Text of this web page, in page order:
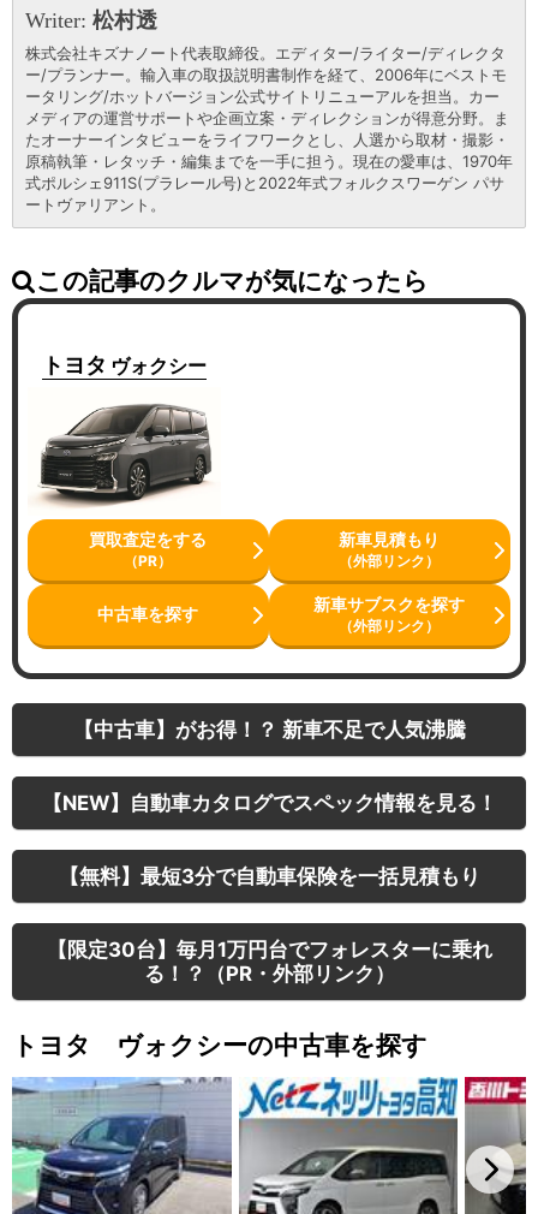
Writer: 松村透
株式会社キズナノート代表取締役。エディター/ライター/ディレクタ
ー/プランナー。輸入車の取扱説明書制作を経て、2006年にベストモ
ータリング/ホットバージョン公式サイトリニューアルを担当。カー
メディアの運営サポートや企画立案・ディレクションが得意分野。ま
たオーナーインタビューをライフワークとし、人選から取材・撮影・
原稿執筆・レタッチ・編集までを一手に担う。現在の愛車は、1970年
式ポルシェ911S(プラレール号)と2022年式フォルクスワーゲン パサ
ートヴァリアント。
この記事のクルマが気になったら
トヨタ ヴォクシー
買取査定をする
（PR）
新車見積もり
（外部リンク）
中古車を探す 新車サブスクを探す
（外部リンク）
【中古車】がお得！？ 新車不足で人気沸騰
【NEW】自動車カタログでスペック情報を見る！
【無料】最短3分で自動車保険を一括見積もり
【限定30台】毎月1万円台でフォレスターに乗れ
る！？（PR・外部リンク）
トヨタ ヴォクシーの中古車を探す